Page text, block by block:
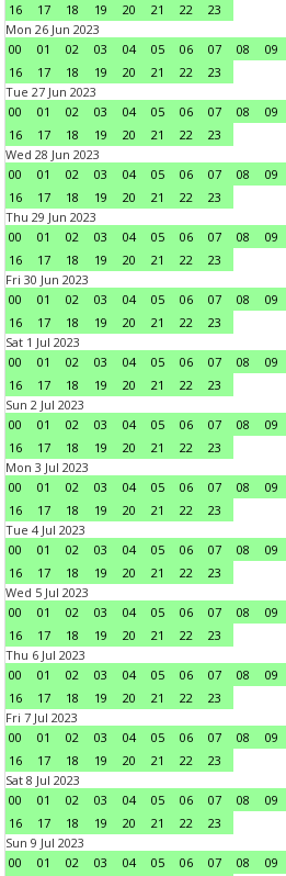
16
17 18 19 20 21 22
23
Mon 26 Jun 2023
00
01 02 03 04 05 06 07 08 09
16
17 18 19 20 21 22
23
Tue 27 Jun 2023
00
01 02 03 04 05 06 07 08 09
16
17 18 19 20 21 22
23
Wed 28 Jun 2023
00
01 02 03 04 05 06 07 08 09
16
17 18 19 20 21 22
23
Thu 29 Jun 2023
00
01 02 03 04 05 06 07 08 09
16
17 18 19 20 21 22
23
Fri 30 Jun 2023
00
01 02 03 04 05 06 07 08 09
16
17 18 19 20 21 22
23
Sat 1 Jul 2023
00
01 02 03 04 05 06 07 08 09
16
17 18 19 20 21 22
23
Sun 2 Jul 2023
00
01 02 03 04 05 06 07 08 09
16
17 18 19 20 21 22
23
Mon 3 Jul 2023
00
01 02 03 04 05 06 07 08 09
16
17 18 19 20 21 22
23
Tue 4 Jul 2023
00
01 02 03 04 05 06 07 08 09
16
17 18 19 20 21 22
23
Wed 5 Jul 2023
00
01 02 03 04 05 06 07 08 09
16
17 18 19 20 21 22
23
Thu 6 Jul 2023
00
01 02 03 04 05 06 07 08 09
16
17 18 19 20 21 22
23
Fri 7 Jul 2023
00
01 02 03 04 05 06 07 08 09
16
17 18 19 20 21 22
23
Sat 8 Jul 2023
00
01 02 03 04 05 06 07 08 09
16
17 18 19 20 21 22
23
Sun 9 Jul 2023
00
01 02 03 04 05 06 07 08 09